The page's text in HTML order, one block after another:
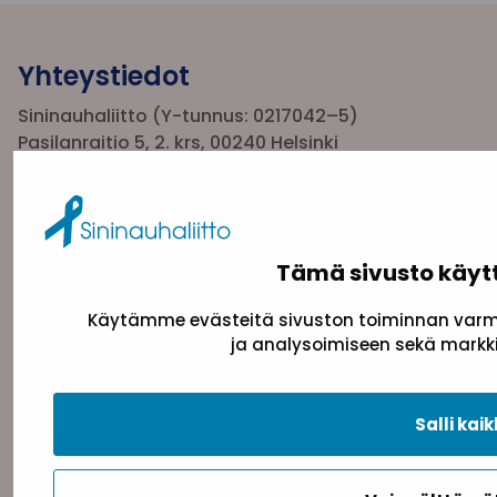
Tämä sivusto
Käytämme evästeitä sivuston toiminnan
ja analysoimiseen sekä
Salli
Yhteystiedot
Sininauhaliitto (Y-tunnus: 0217042–5)
Pasilanraitio 5, 2. krs, 00240 Helsinki